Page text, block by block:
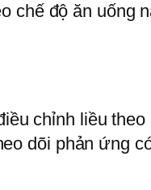
chế độ ăn uống
chỉnh liều
dõi phản ứng